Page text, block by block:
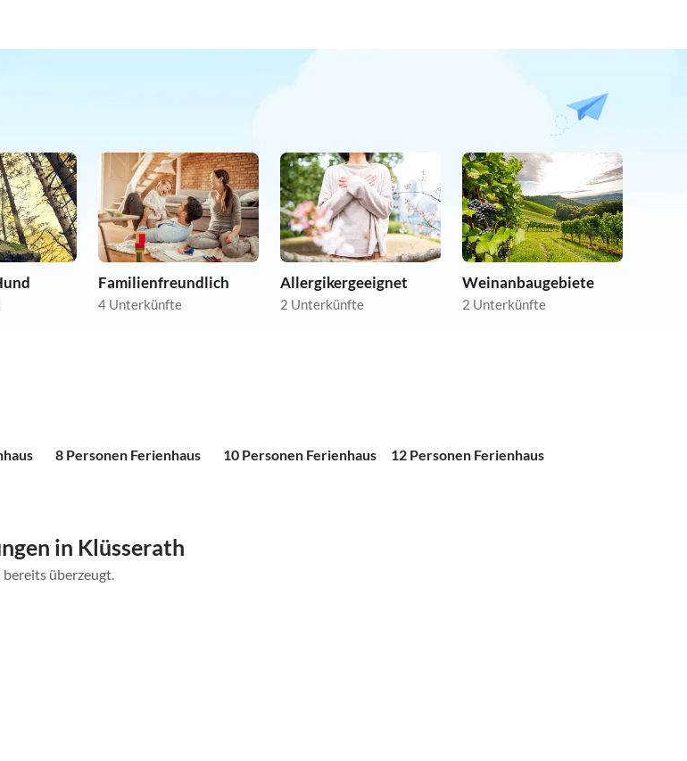
Familienfreundlich
4 Unterkünfte
Allergikergeeignet
2 Unterkünfte
Weinanbaugebiete
2 Unterkünfte
8 Personen Ferienhaus 10 Personen Ferienhaus 12 Personen Ferienhaus
in Klüsserath
überzeugt.